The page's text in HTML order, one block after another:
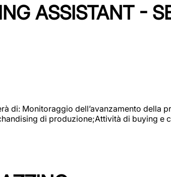
ASSISTANT -
di: Monitoraggio dell’avanzamento
di produzione;Attività di buying